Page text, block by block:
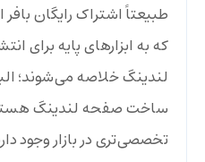
طبیعتاً اشتراک رایگان
که به ابزارهای پایه برای
لندینگ خلاصه می‌شوند؛
ساخت صفحه لندینگ
تخصصی‌تری در بازار وجود